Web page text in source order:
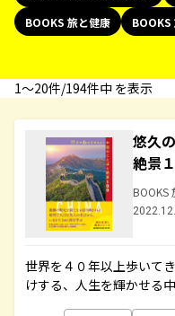
BOOKS 旅と健康
BOOKS
1〜20件/194件中 を表示
悠久
絶景
BOOKS
世界を４０年以上歩いて
けする、人生を輝かせる